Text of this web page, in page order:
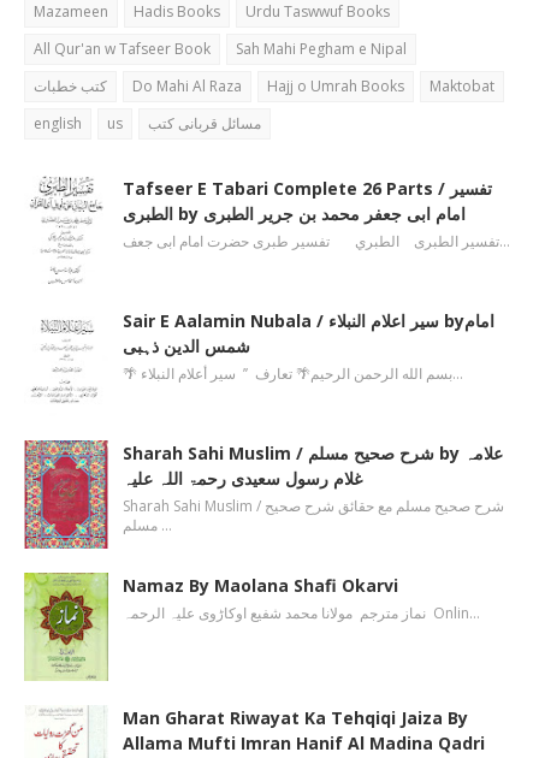
Mazameen
Hadis Books
Urdu Taswwuf Books
All Qur'an w Tafseer Book
Sah Mahi Pegham e Nipal
کتب خطبات
Do Mahi Al Raza Hajj o Umrah Books
Maktobat
english
us مسائل قربانی کتب
Tafseer E Tabari Complete 26 Parts / تفسیر
الطبری by امام ابی جعفر محمد بن جریر الطبری
تفسیر الطبری الطبري تفسیر طبری حضرت امام ابی جعف…
Sair E Aalamin Nubala / سیر اعلام النبلاء byامام
شمس الدین ذہبی
🌴 بسم الله الرحمن الرحیم🌴 تعارف ’’ سیر أعلام النبلاء…
Sharah Sahi Muslim / شرح صحیح مسلم by علامہ
غلام رسول سعیدی رحمۃ اللہ علیہ
Sharah Sahi Muslim / شرح صحیح مسلم مع حقائق شرح صحیح
مسلم …
Namaz By Maolana Shafi Okarvi
نماز مترجم مولانا محمد شفیع اوکاڑوی علیہ الرحمہ Onlin…
Man Gharat Riwayat Ka Tehqiqi Jaiza By
Allama Mufti Imran Hanif Al Madina Qadri